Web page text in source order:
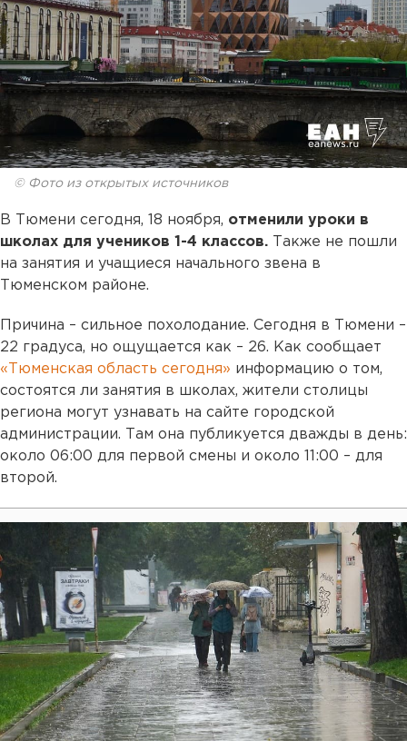
© Фото из открытых источников
В Тюмени сегодня, 18 ноября, отменили уроки в
школах для учеников 1-4 классов.
Также не пошли
на занятия и учащиеся начального звена в
Тюменском районе.
Причина – сильное похолодание. Сегодня в Тюмени –
22 градуса, но ощущается как – 26. Как сообщает
«Тюменская область сегодня» информацию о том,
состоятся ли занятия в школах, жители столицы
региона могут узнавать на сайте городской
администрации. Там она публикуется дважды в день:
около 06:00 для первой смены и около 11:00 – для
второй.